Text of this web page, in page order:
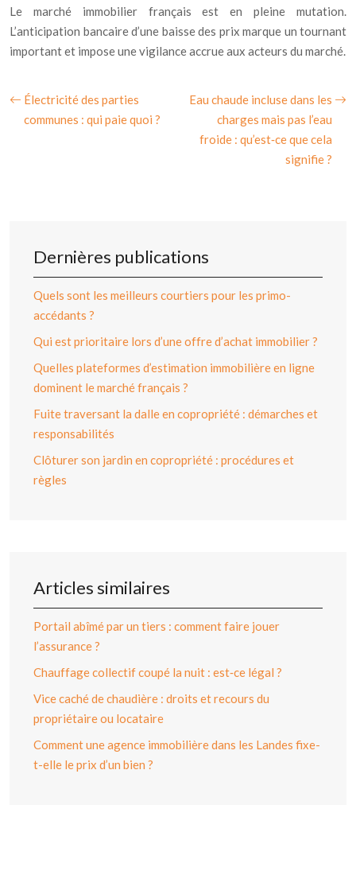
Le marché immobilier français est en pleine mutation.
L’anticipation bancaire d’une baisse des prix marque un tournant
important et impose une vigilance accrue aux acteurs du marché.
Électricité des parties
communes : qui paie quoi ?
Eau chaude incluse dans les
charges mais pas l’eau
froide : qu’est‑ce que cela
signifie ?
Dernières publications
Quels sont les meilleurs courtiers pour les primo-
accédants ?
Qui est prioritaire lors d’une offre d’achat immobilier ?
Quelles plateformes d’estimation immobilière en ligne
dominent le marché français ?
Fuite traversant la dalle en copropriété : démarches et
responsabilités
Clôturer son jardin en copropriété : procédures et
règles
Articles similaires
Portail abîmé par un tiers : comment faire jouer
l’assurance ?
Chauffage collectif coupé la nuit : est‑ce légal ?
Vice caché de chaudière : droits et recours du
propriétaire ou locataire
Comment une agence immobilière dans les Landes fixe-
t-elle le prix d’un bien ?